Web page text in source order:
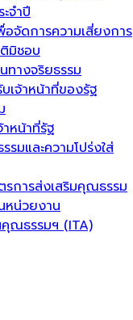
จำปี
อจัดการความเสี่ยงการ
มิชอบ
ทางจริยธรรม
เจ้าหน้าที่ของรัฐ
าหน้าที่รัฐ
มและความโปร่งใส่
รการส่งเสริมคุณธรรม
หน่วยงาน
คุณธรรมฯ (ITA)